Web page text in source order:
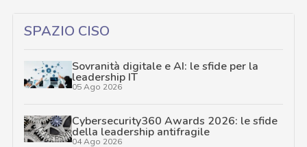
SPAZIO CISO
Sovranità digitale e AI: le sfide per la
leadership IT
05 Ago 2026
Cybersecurity360 Awards 2026: le sfide
della leadership antifragile
04 Ago 2026